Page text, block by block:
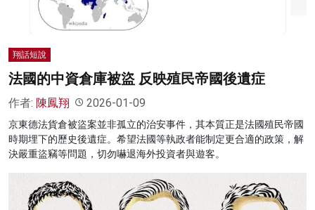
灼見活動
翔話短說
法國的中資倉庫被盜 反映殖民帝國後遺症
作者: 陳鳳翔 2026-01-09
京東德法貨倉被盜案並非孤立的治安事件，其本質正是法國殖民帝國
時期埋下的歷史後遺症。希望法國等執政者能制定更合適的政策，解
決嚴重盜竊等問題，切勿嚇退海外投資者與遊客。